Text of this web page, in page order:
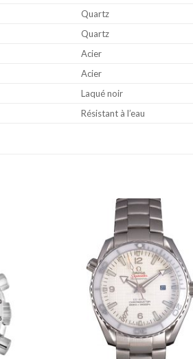
Quartz
Quartz
Acier
Acier
Laqué noir
Résistant à l’eau